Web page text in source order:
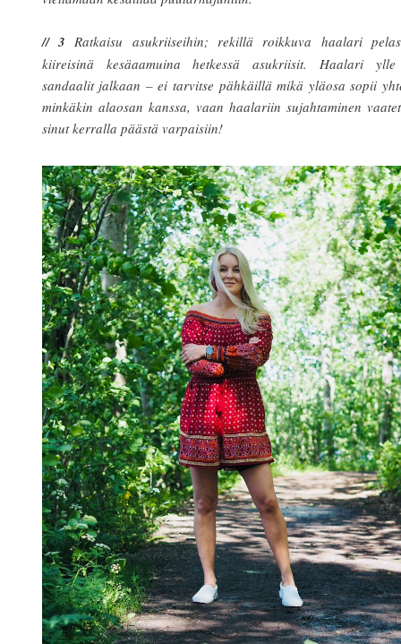
// 3 Ratkaisu asukriiseihin; rekillä roikkuva haalari
kiireisinä kesäaamuina hetkessä asukriisit. Haalari
sandaalit jalkaan – ei tarvitse pähkäillä mikä yläosa sopii
minkäkin alaosan kanssa, vaan haalariin sujahtaminen
sinut kerralla päästä varpaisiin!